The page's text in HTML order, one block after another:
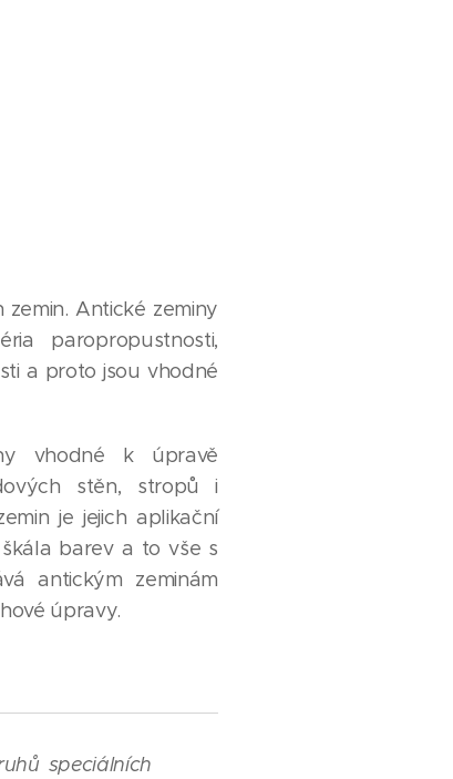
Antické zeminy
paropropustnosti,
a proto jsou vhodné
vhodné k úpravě
stěn, stropů i
je jejich aplikační
barev a to vše s
antickým zeminám
úpravy.
speciálních